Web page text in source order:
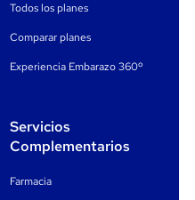
Todos los planes
Comparar planes
Experiencia Embarazo 360º
Servicios
Complementarios
Farmacia